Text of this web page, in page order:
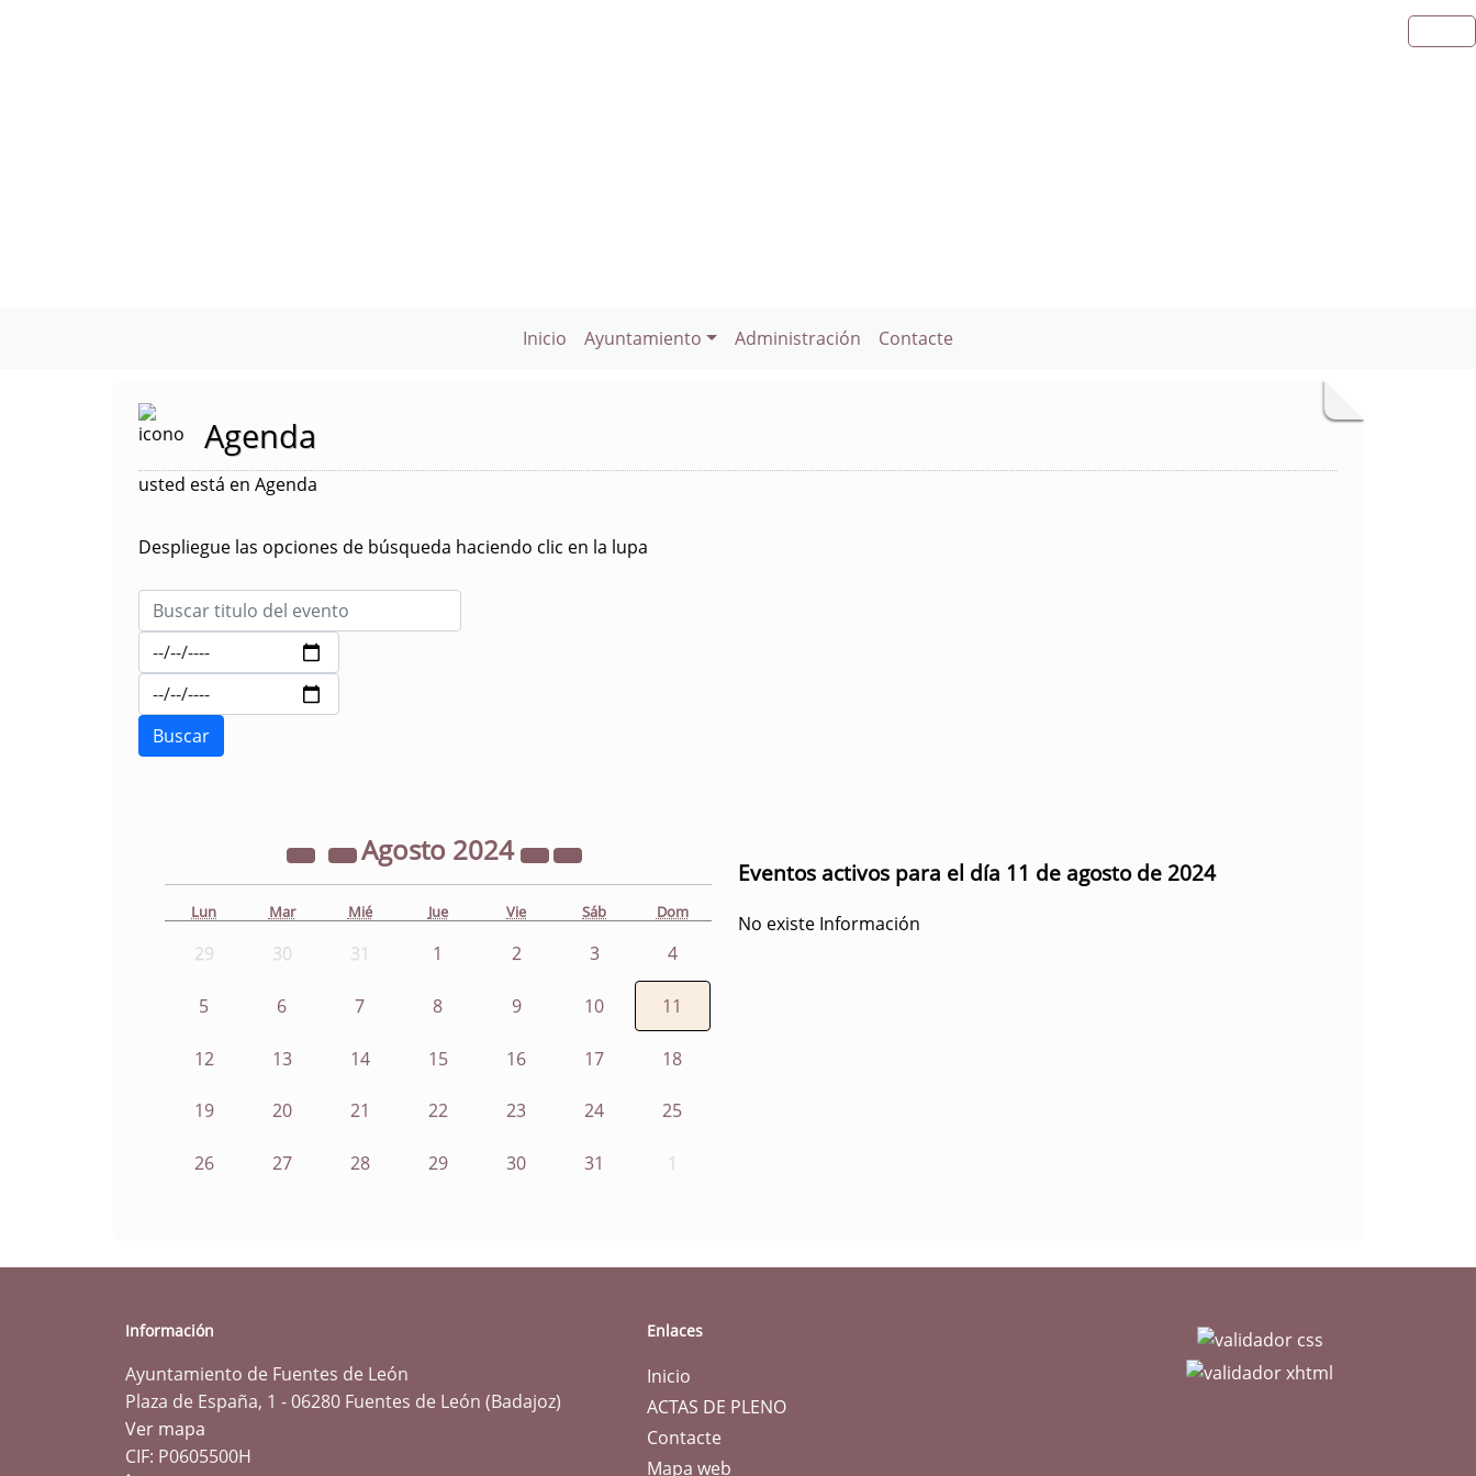
Inicio Ayuntamiento Administración Contacte
Agenda
usted está en Agenda
Despliegue las opciones de búsqueda haciendo clic en la lupa
Agosto 2024
Lun Mar Mié Jue Vie Sáb Dom
29 30 31 1 2 3 4
5 6 7 8 9 10 11
12 13 14 15 16 17 18
19 20 21 22 23 24 25
26 27 28 29 30 31 1
Eventos activos para el día 11 de agosto de 2024
No existe Información
Información
Ayuntamiento de Fuentes de León
Plaza de España, 1 - 06280 Fuentes de León (Badajoz)
Ver mapa
CIF: P0605500H
Enlaces
Inicio
ACTAS DE PLENO
Contacte
Mapa web